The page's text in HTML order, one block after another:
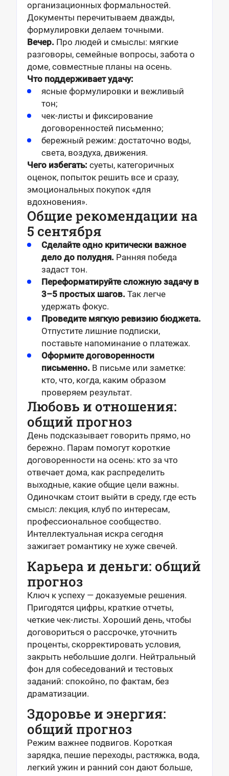
организационных формальностей.
Документы перечитываем дважды,
формулировки делаем точными.
Вечер. Про людей и смыслы: мягкие
разговоры, семейные вопросы, забота о
доме, совместные планы на осень.
Что поддерживает удачу:
ясные формулировки и вежливый
тон;
чек-листы и фиксирование
договоренностей письменно;
бережный режим: достаточно воды,
света, воздуха, движения.
Чего избегать: суеты, категоричных
оценок, попыток решить все и сразу,
эмоциональных покупок «для
вдохновения».
Общие рекомендации на
5 сентября
Сделайте одно критически важное
дело до полудня. Ранняя победа
задаст тон.
Переформатируйте сложную задачу в
3–5 простых шагов. Так легче
удержать фокус.
Проведите мягкую ревизию бюджета.
Отпустите лишние подписки,
поставьте напоминание о платежах.
Оформите договоренности
письменно. В письме или заметке:
кто, что, когда, каким образом
проверяем результат.
Любовь и отношения:
общий прогноз
День подсказывает говорить прямо, но
бережно. Парам помогут короткие
договоренности на осень: кто за что
отвечает дома, как распределить
выходные, какие общие цели важны.
Одиночкам стоит выйти в среду, где есть
смысл: лекция, клуб по интересам,
профессиональное сообщество.
Интеллектуальная искра сегодня
зажигает романтику не хуже свечей.
Карьера и деньги: общий
прогноз
Ключ к успеху — доказуемые решения.
Пригодятся цифры, краткие отчеты,
четкие чек-листы. Хороший день, чтобы
договориться о рассрочке, уточнить
проценты, скорректировать условия,
закрыть небольшие долги. Нейтральный
фон для собеседований и тестовых
заданий: спокойно, по фактам, без
драматизации.
Здоровье и энергия:
общий прогноз
Режим важнее подвигов. Короткая
зарядка, пешие переходы, растяжка, вода,
легкий ужин и ранний сон дают больше,